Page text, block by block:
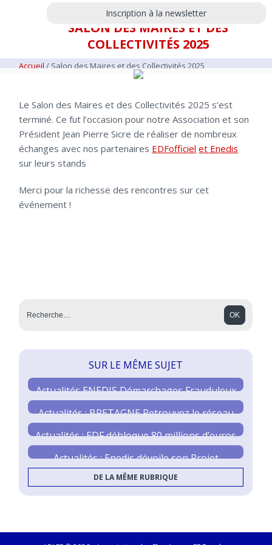
Inscription à la newsletter
SALON DES MAIRES ET DES
COLLECTIVITÉS 2025
Accueil /Salon des Maires et des Collectivités 2025
Le Salon des Maires et des Collectivités 2025 s’est
terminé. Ce fut l’occasion pour notre Association et son
Président Jean Pierre Sicre de réaliser de nombreux
échanges avec nos partenaires ⁦‪EDFofficiel⁩ ⁦‪et Enedis⁩
sur leurs stands
Merci pour la richesse des rencontres sur cet
événement !
SUR LE MÊME SUJET
Actualités ENEDIS Démarchages Frauduleux
Actualités : BRETAGNE Retrouvez le réseau
des élus
Actualités : EDF débloque 80 millions d’euros
Actualités : Enedis dévoile son Projet
Industriel et Humain 2030
DE LA MÊME RUBRIQUE